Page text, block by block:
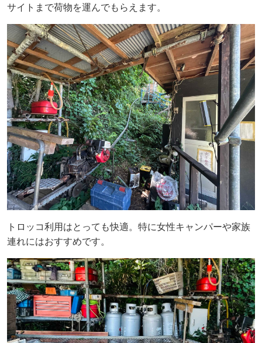
サイトまで荷物を運んでもらえます。
トロッコ利用はとっても快適。特に女性キャンパーや家族
連れにはおすすめです。